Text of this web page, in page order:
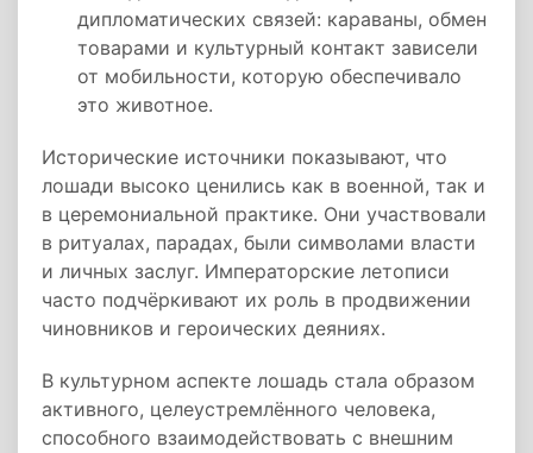
дипломатических связей: караваны, обмен
товарами и культурный контакт зависели
от мобильности, которую обеспечивало
это животное.
Исторические источники показывают, что
лошади высоко ценились как в военной, так и
в церемониальной практике. Они участвовали
в ритуалах, парадах, были символами власти
и личных заслуг. Императорские летописи
часто подчёркивают их роль в продвижении
чиновников и героических деяниях.
В культурном аспекте лошадь стала образом
активного, целеустремлённого человека,
способного взаимодействовать с внешним